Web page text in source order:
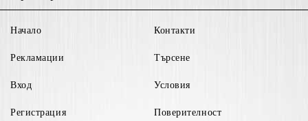
Начало
Рекламации
Вход
Регистрация
Контакти
Търсене
Условия
Поверителност